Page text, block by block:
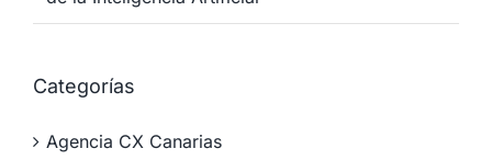
Categorías
Agencia CX Canarias